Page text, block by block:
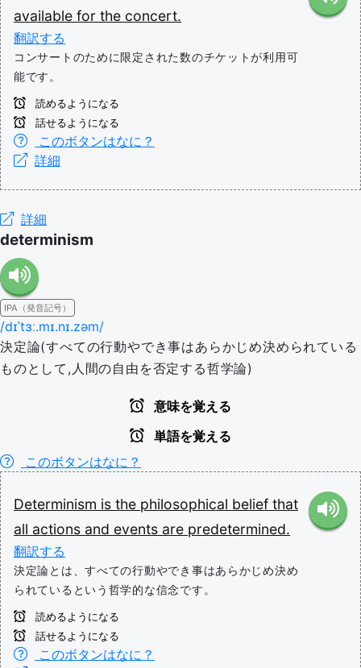
available for the concert.
翻訳する
コンサートのために限定された数のチケットが利用可
能です。
読めるようになる
話せるようになる
このボタンはなに？
詳細
詳細
determinism
IPA（発音記号）
/dɪˈtɜː.mɪ.nɪ.zəm/
決定論(すべての行動やでき事はあらかじめ決められている
ものとして,人間の自由を否定する哲学論)
意味を覚える
単語を覚える
このボタンはなに？
Determinism is the philosophical belief that
all actions and events are predetermined.
翻訳する
決定論とは、すべての行動やでき事はあらかじめ決め
られているという哲学的な信念です。
読めるようになる
話せるようになる
このボタンはなに？